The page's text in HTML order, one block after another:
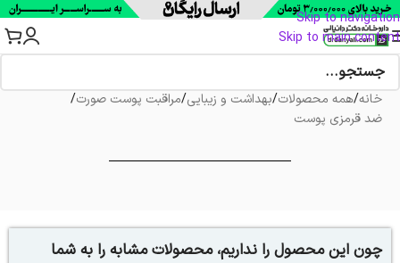
Skip to navigation
Skip to main content
خانه/همه محصولات/بهداشت و زیبایی/مراقبت پوست صورت/
ضد قرمزی پوست
چون این محصول را نداریم، محصولات مشابه را به شما